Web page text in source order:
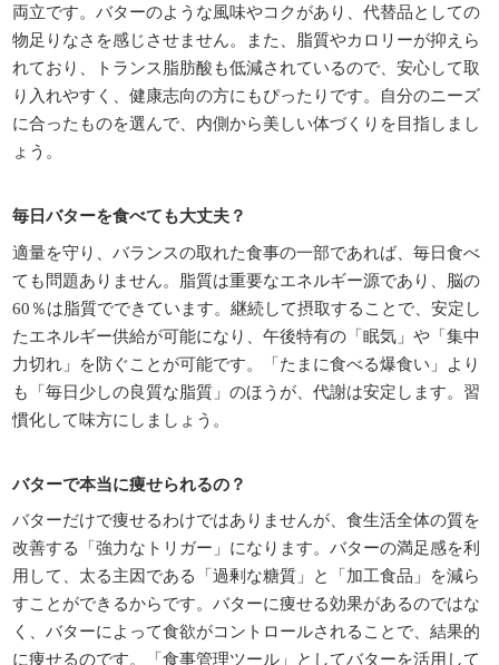
両立です。バターのような風味やコクがあり、代替品としての
物足りなさを感じさせません。また、脂質やカロリーが抑えら
れており、トランス脂肪酸も低減されているので、安心して取
り入れやすく、健康志向の方にもぴったりです。自分のニーズ
に合ったものを選んで、内側から美しい体づくりを目指しまし
ょう。
毎日バターを食べても大丈夫？
適量を守り、バランスの取れた食事の一部であれば、毎日食べ
ても問題ありません。脂質は重要なエネルギー源であり、脳の
60％は脂質でできています。継続して摂取することで、安定し
たエネルギー供給が可能になり、午後特有の「眠気」や「集中
力切れ」を防ぐことが可能です。「たまに食べる爆食い」より
も「毎日少しの良質な脂質」のほうが、代謝は安定します。習
慣化して味方にしましょう。
バターで本当に痩せられるの？
バターだけで痩せるわけではありませんが、食生活全体の質を
改善する「強力なトリガー」になります。バターの満足感を利
用して、太る主因である「過剰な糖質」と「加工食品」を減ら
すことができるからです。バターに痩せる効果があるのではな
く、バターによって食欲がコントロールされることで、結果的
に痩せるのです。「食事管理ツール」としてバターを活用して